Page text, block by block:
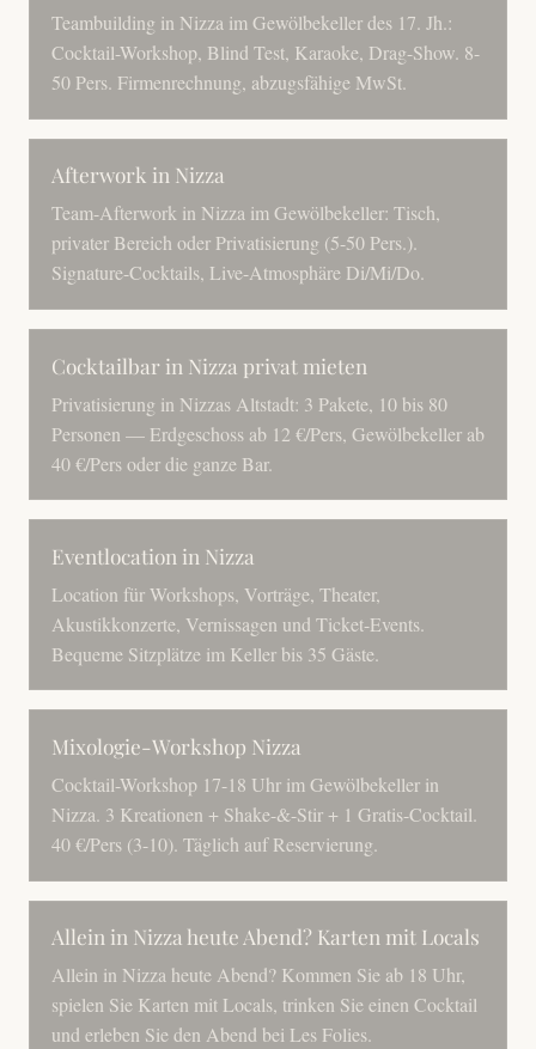
Teambuilding in Nizza im Gewölbekeller des 17. Jh.:
Cocktail-Workshop, Blind Test, Karaoke, Drag-Show. 8-
50 Pers. Firmenrechnung, abzugsfähige MwSt.
Afterwork in Nizza
Team-Afterwork in Nizza im Gewölbekeller: Tisch,
privater Bereich oder Privatisierung (5-50 Pers.).
Signature-Cocktails, Live-Atmosphäre Di/Mi/Do.
Cocktailbar in Nizza privat mieten
Privatisierung in Nizzas Altstadt: 3 Pakete, 10 bis 80
Personen — Erdgeschoss ab 12 €/Pers, Gewölbekeller ab
40 €/Pers oder die ganze Bar.
Eventlocation in Nizza
Location für Workshops, Vorträge, Theater,
Akustikkonzerte, Vernissagen und Ticket-Events.
Bequeme Sitzplätze im Keller bis 35 Gäste.
Mixologie-Workshop Nizza
Cocktail-Workshop 17-18 Uhr im Gewölbekeller in
Nizza. 3 Kreationen + Shake-&-Stir + 1 Gratis-Cocktail.
40 €/Pers (3-10). Täglich auf Reservierung.
Allein in Nizza heute Abend? Karten mit Locals
Allein in Nizza heute Abend? Kommen Sie ab 18 Uhr,
spielen Sie Karten mit Locals, trinken Sie einen Cocktail
und erleben Sie den Abend bei Les Folies.